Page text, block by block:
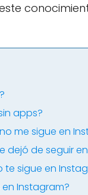
apps?
me sigue en
dejó de seguir
te sigue en
Instagram?